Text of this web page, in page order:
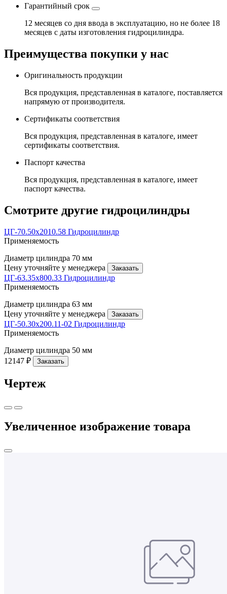
Гарантийный срок
12 месяцев со дня ввода в эксплуатацию, но не более 18
месяцев с даты изготовления гидроцилиндра.
Преимущества покупки у нас
Оригинальность продукции
Вся продукция, представленная в каталоге, поставляется
напрямую от производителя.
Сертификаты соответствия
Вся продукция, представленная в каталоге, имеет
сертификаты соответствия.
Паспорт качества
Вся продукция, представленная в каталоге, имеет
паспорт качества.
Смотрите другие гидроцилиндры
ЦГ-70.50х2010.58 Гидроцилиндр
Применяемость
Диаметр цилиндра 70 мм
Цену уточняйте у менеджера
Заказать
ЦГ-63.35х800.33 Гидроцилиндр
Применяемость
Диаметр цилиндра 63 мм
Цену уточняйте у менеджера
Заказать
ЦГ-50.30х200.11-02 Гидроцилиндр
Применяемость
Диаметр цилиндра 50 мм
12147 ₽
Заказать
Чертеж
Увеличенное изображение товара